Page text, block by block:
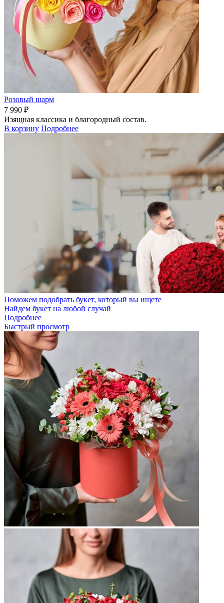
Розовый шарм
7 990 ₽
Изящная классика и благородный состав.
В корзину Подробнее
Поможем подобрать букет, который вы ищете
Найдем букет на любой случай
Подробнее
Быстрый просмотр